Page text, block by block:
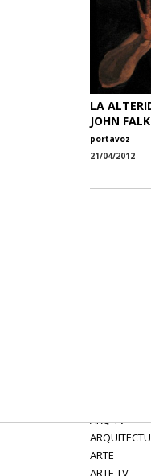
LA
JOHN
portavoz
21/04/2012
ARQ TV
ARTE
ARTE TV